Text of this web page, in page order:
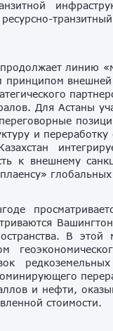
линию
внешней
Для Астаны
и
к внешнему
В
и нефти,
стоимости.